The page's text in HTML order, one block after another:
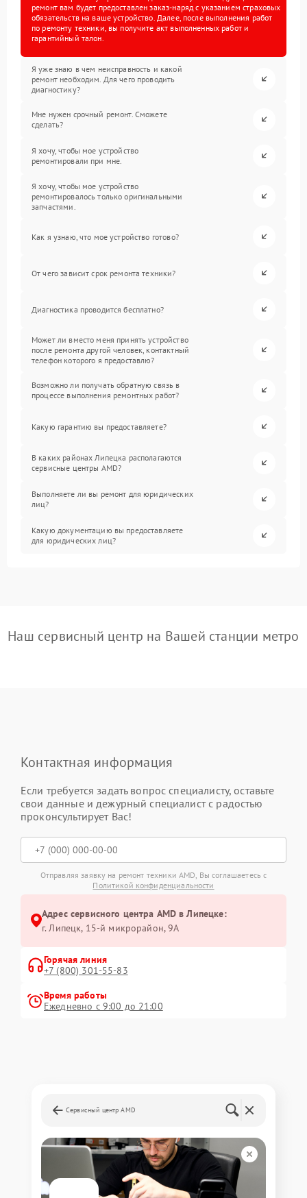
ремонт вам будет предоставлен заказ-наряд с указанием страховых
обязательств на ваше устройство. Далее, после выполнения работ
по ремонту техники, вы получите акт выполненных работ и
гарантийный талон.
Я уже знаю в чем неисправность и какой
ремонт необходим. Для чего проводить
диагностику?
Мне нужен срочный ремонт. Сможете
сделать?
Я хочу, чтобы мое устройство
ремонтировали при мне.
Я хочу, чтобы мое устройство
ремонтировалось только оригинальными
запчастями.
Как я узнаю, что мое устройство готово?
От чего зависит срок ремонта техники?
Диагностика проводится бесплатно?
Может ли вместо меня принять устройство
после ремонта другой человек, контактный
телефон которого я предоставлю?
Возможно ли получать обратную связь в
процессе выполнения ремонтных работ?
Какую гарантию вы предоставляете?
В каких районах Липецка располагаются
сервисные центры AMD?
Выполняете ли вы ремонт для юридических
лиц?
Какую документацию вы предоставляете
для юридических лиц?
Наш сервисный центр на Вашей станции метро
Контактная информация
Если требуется задать вопрос специалисту, оставьте
свои данные и дежурный специалист с радостью
проконсультирует Вас!
Отправляя заявку на ремонт техники AMD, Вы соглашаетесь с
Политикой конфиденциальности
Адрес сервисного центра AMD в Липецке:
г. Липецк, 15-й микрорайон, 9А
Горячая линия
+7 (800) 301-55-83
Время работы
Ежедневно с 9:00 до 21:00
Сервисный центр AMD